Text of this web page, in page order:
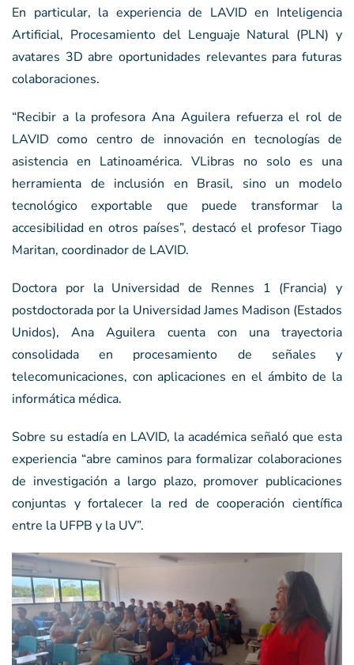
En particular, la experiencia de LAVID en Inteligencia
Artificial, Procesamiento del Lenguaje Natural (PLN) y
avatares 3D abre oportunidades relevantes para futuras
colaboraciones.
“Recibir a la profesora Ana Aguilera refuerza el rol de
LAVID como centro de innovación en tecnologías de
asistencia en Latinoamérica. VLibras no solo es una
herramienta de inclusión en Brasil, sino un modelo
tecnológico exportable que puede transformar la
accesibilidad en otros países”, destacó el profesor Tiago
Maritan, coordinador de LAVID.
Doctora por la Universidad de Rennes 1 (Francia) y
postdoctorada por la Universidad James Madison (Estados
Unidos), Ana Aguilera cuenta con una trayectoria
consolidada en procesamiento de señales y
telecomunicaciones, con aplicaciones en el ámbito de la
informática médica.
Sobre su estadía en LAVID, la académica señaló que esta
experiencia “abre caminos para formalizar colaboraciones
de investigación a largo plazo, promover publicaciones
conjuntas y fortalecer la red de cooperación científica
entre la UFPB y la UV”.